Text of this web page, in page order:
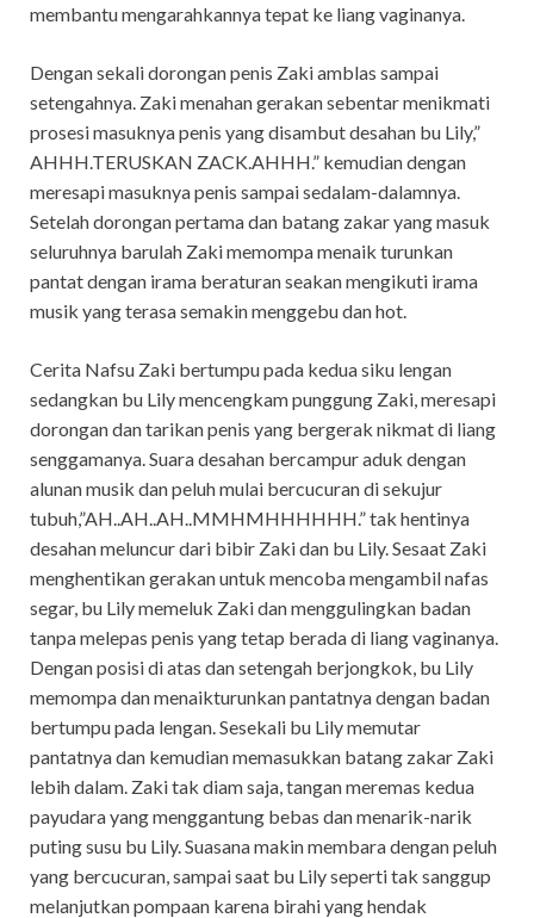
membantu mengarahkannya tepat ke liang vaginanya.
Dengan sekali dorongan penis Zaki amblas sampai
setengahnya. Zaki menahan gerakan sebentar menikmati
prosesi masuknya penis yang disambut desahan bu Lily,”
AHHH.TERUSKAN ZACK.AHHH.” kemudian dengan
meresapi masuknya penis sampai sedalam-dalamnya.
Setelah dorongan pertama dan batang zakar yang masuk
seluruhnya barulah Zaki memompa menaik turunkan
pantat dengan irama beraturan seakan mengikuti irama
musik yang terasa semakin menggebu dan hot.
Cerita Nafsu Zaki bertumpu pada kedua siku lengan
sedangkan bu Lily mencengkam punggung Zaki, meresapi
dorongan dan tarikan penis yang bergerak nikmat di liang
senggamanya. Suara desahan bercampur aduk dengan
alunan musik dan peluh mulai bercucuran di sekujur
tubuh,”AH..AH..AH..MMHMHHHHHH.” tak hentinya
desahan meluncur dari bibir Zaki dan bu Lily. Sesaat Zaki
menghentikan gerakan untuk mencoba mengambil nafas
segar, bu Lily memeluk Zaki dan menggulingkan badan
tanpa melepas penis yang tetap berada di liang vaginanya.
Dengan posisi di atas dan setengah berjongkok, bu Lily
memompa dan menaikturunkan pantatnya dengan badan
bertumpu pada lengan. Sesekali bu Lily memutar
pantatnya dan kemudian memasukkan batang zakar Zaki
lebih dalam. Zaki tak diam saja, tangan meremas kedua
payudara yang menggantung bebas dan menarik-narik
puting susu bu Lily. Suasana makin membara dengan peluh
yang bercucuran, sampai saat bu Lily seperti tak sanggup
melanjutkan pompaan karena birahi yang hendak